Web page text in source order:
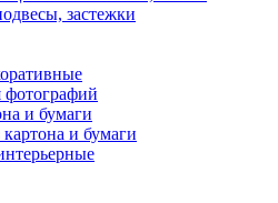
застежки
фотографий
и бумаги
и бумаги